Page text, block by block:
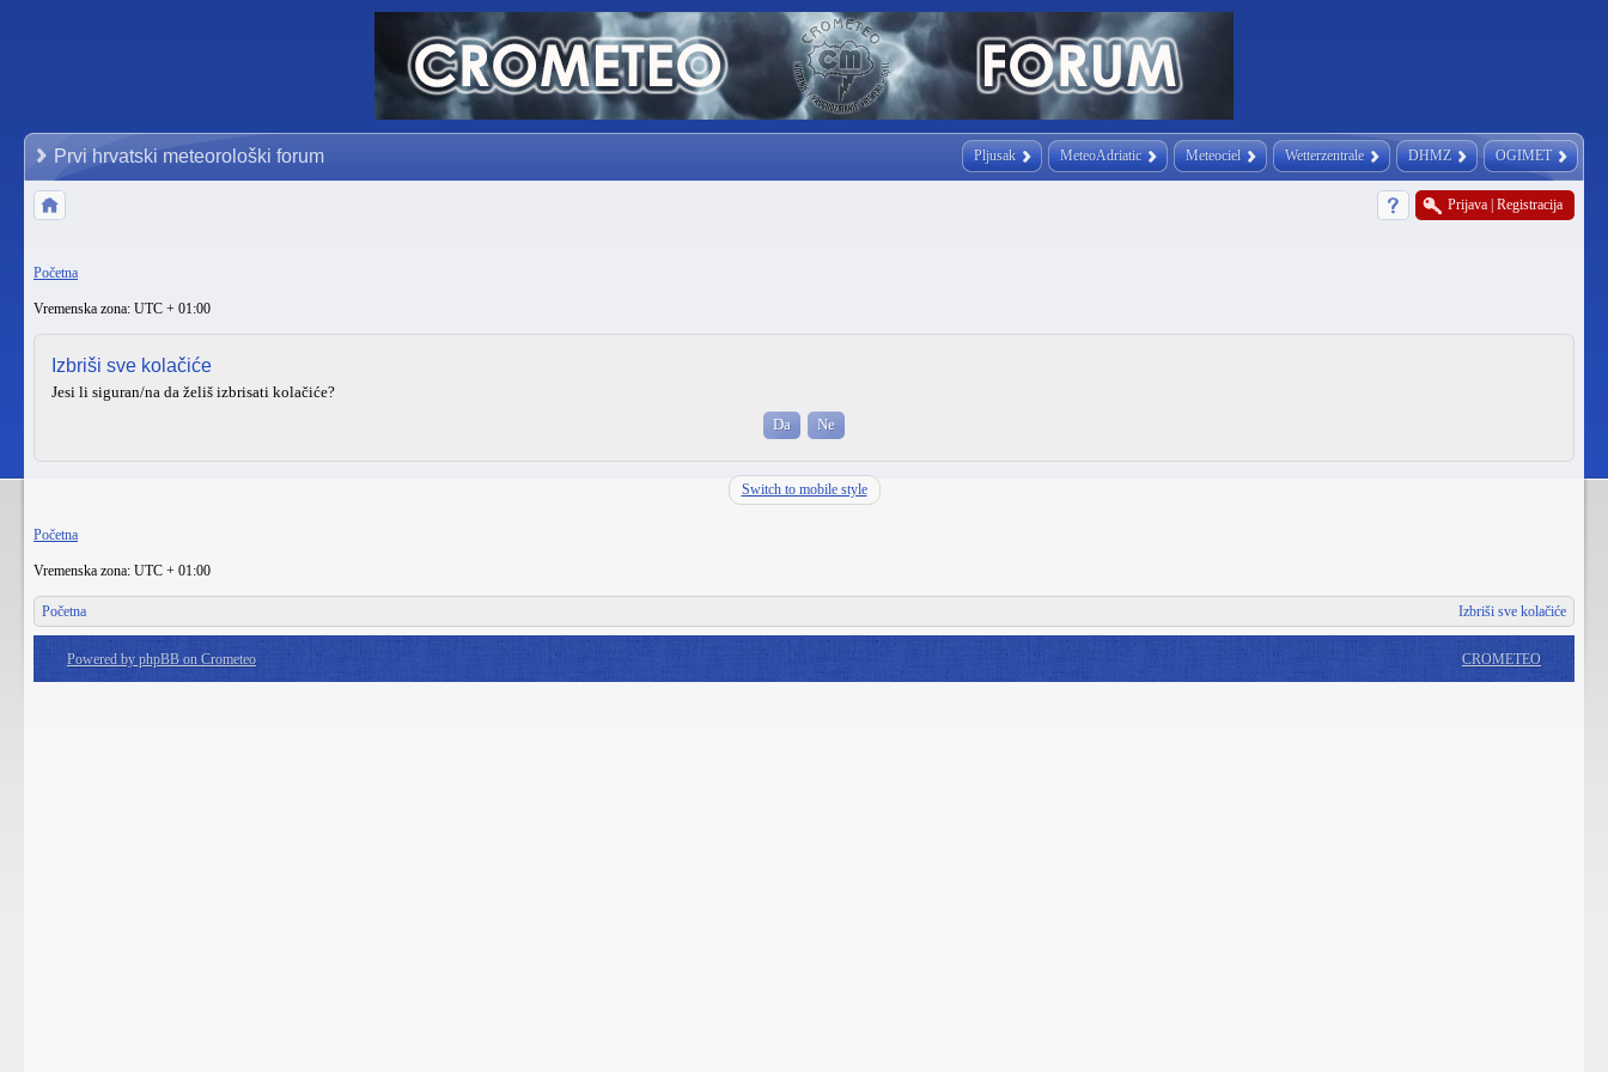
Pljusak MeteoAdriatic Meteociel Wetterzentrale DHMZ OGIMET
Prvi hrvatski meteorološki forum
Prijava Registracija
Početna
Vremenska zona: UTC + 01:00
Izbriši sve kolačiće
Jesi li siguran/na da želiš izbrisati kolačiće?
Switch to mobile style
Početna
Vremenska zona: UTC + 01:00
Početna Izbriši sve kolačiće
Powered by phpBB on Crometeo CROMETEO